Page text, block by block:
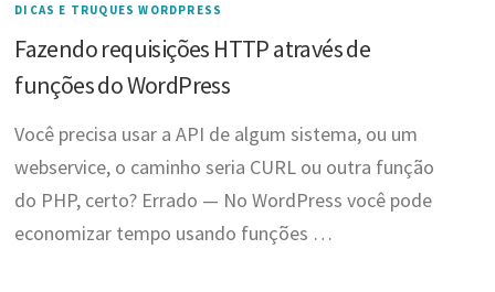
DICAS E TRUQUES WORDPRESS
Fazendo requisições HTTP através de
funções do WordPress
Você precisa usar a API de algum sistema, ou um
webservice, o caminho seria CURL ou outra função
do PHP, certo? Errado — No WordPress você pode
economizar tempo usando funções …